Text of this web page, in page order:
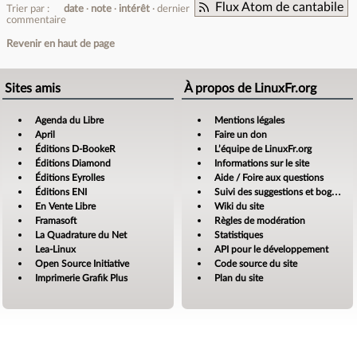
Flux Atom de cantabile
Trier par : date note intérêt
dernier
commentaire
Revenir en haut de page
Sites amis
Agenda du Libre
April
Éditions D-BookeR
Éditions Diamond
Éditions Eyrolles
Éditions ENI
En Vente Libre
Framasoft
La Quadrature du Net
Lea-Linux
Open Source Initiative
Imprimerie Grafik Plus
À propos de LinuxFr.org
Mentions légales
Faire un don
L’équipe de LinuxFr.org
Informations sur le site
Aide / Foire aux questions
Suivi des suggestions et bogues
Wiki du site
Règles de modération
Statistiques
API pour le développement
Code source du site
Plan du site